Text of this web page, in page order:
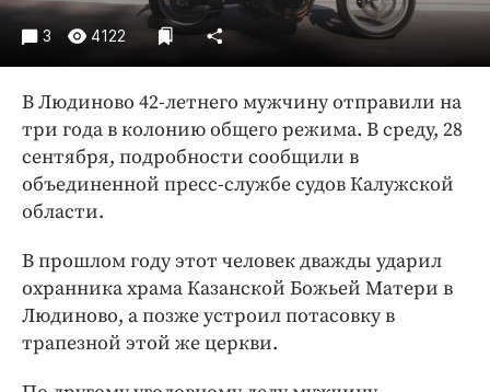
ПРОЕКТЫ
Издания
Медиаперсона
Интересное чтиво
Клиника года
Работодатель года
3 4122
В Людиново 42-летнего мужчину отправили на
три года в колонию общего режима. В среду, 28
сентября, подробности сообщили в
объединенной пресс-службе судов Калужской
области.
В прошлом году этот человек дважды ударил
охранника храма Казанской Божьей Матери в
Людиново, а позже устроил потасовку в
трапезной этой же церкви.